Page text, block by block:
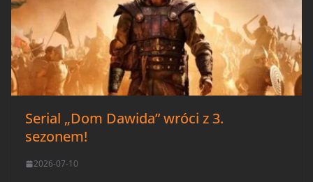
Serial „Dom Dawida” wróci z 3.
sezonem!
2026-07-10